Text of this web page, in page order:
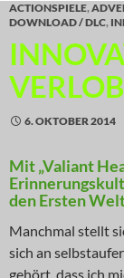
ACTIONSPIELE,
DOWNLOAD / DLC,
6. OKTOBER 2014
Mit „Valiant
den Ersten
Manchmal stellt
sich an
gehört, dass ich